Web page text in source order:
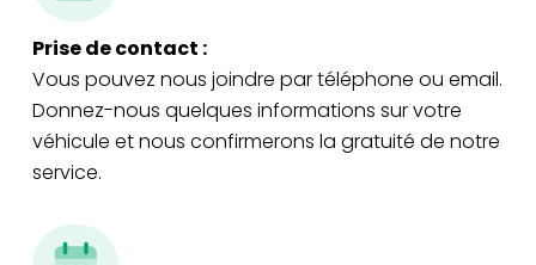
Prise de contact :
Vous pouvez nous joindre par téléphone ou email.
Donnez-nous quelques informations sur votre
véhicule et nous confirmerons la gratuité de notre
service.